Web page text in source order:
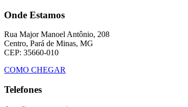
Onde Estamos
Rua Major Manoel Antônio, 208
Centro, Pará de Minas, MG
CEP: 35660-010
COMO CHEGAR
Telefones